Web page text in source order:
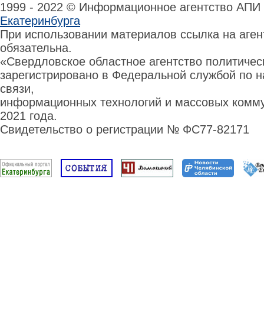
1999 - 2022 © Информационное агентство
Екатеринбурга
При использовании материалов ссылка на
обязательна.
«Свердловское областное агентство
зарегистрировано в Федеральной службой по
связи,
информационных технологий и массовых
2021 года.
Свидетельство о регистрации № ФС77-82171